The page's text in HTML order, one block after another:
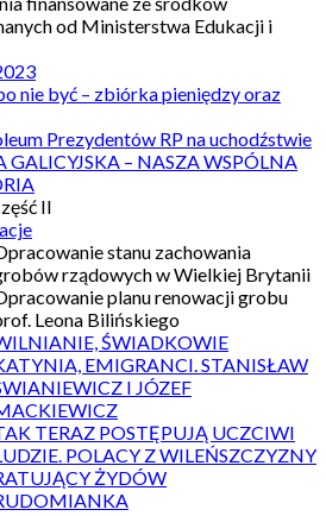
od Ministerstwa Edukacji i
nie być – zbiórka pieniędzy oraz
Prezydentów RP na uchodźstwie
GALICYJSKA – NASZA WSPÓLNA
II
stanu zachowania
rządowych w Wielkiej Brytanii
planu renowacji grobu
Leona Bilińskiego
ŚWIADKOWIE
EMIGRANCI. STANISŁAW
I JÓZEF
TERAZ POSTĘPUJĄ UCZCIWI
POLACY Z WILEŃSZCZYZNY
ŻYDÓW